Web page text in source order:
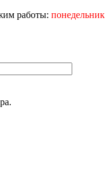
работы: понедельник